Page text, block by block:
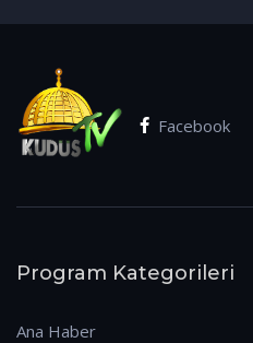
Facebook
Program Kategorileri
Ana Haber